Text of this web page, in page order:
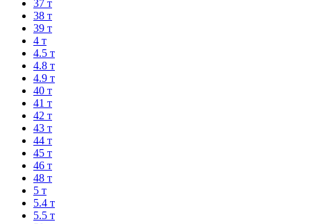
37 т
38 т
39 т
4 т
4.5 т
4.8 т
4.9 т
40 т
41 т
42 т
43 т
44 т
45 т
46 т
48 т
5 т
5.4 т
5.5 т